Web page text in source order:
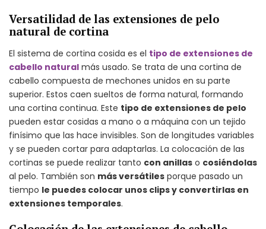
Versatilidad de las extensiones de pelo
natural de cortina
El sistema de cortina cosida es el tipo de extensiones de
cabello natural más usado. Se trata de una cortina de
cabello compuesta de mechones unidos en su parte
superior. Estos caen sueltos de forma natural, formando
una cortina continua. Este tipo de extensiones de pelo
pueden estar cosidas a mano o a máquina con un tejido
finísimo que las hace invisibles. Son de longitudes variables
y se pueden cortar para adaptarlas. La colocación de las
cortinas se puede realizar tanto con anillas o cosiéndolas
al pelo. También son más versátiles porque pasado un
tiempo le puedes colocar unos clips y convertirlas en
extensiones temporales.